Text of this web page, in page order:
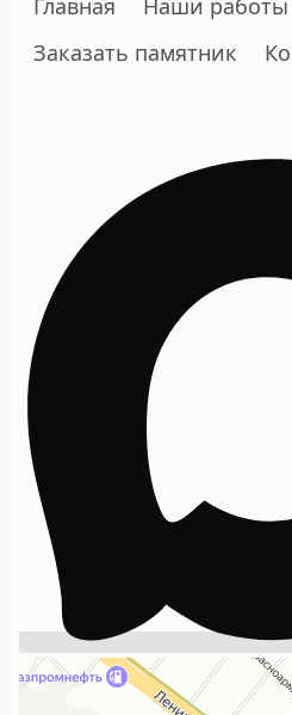
Заказать памятник